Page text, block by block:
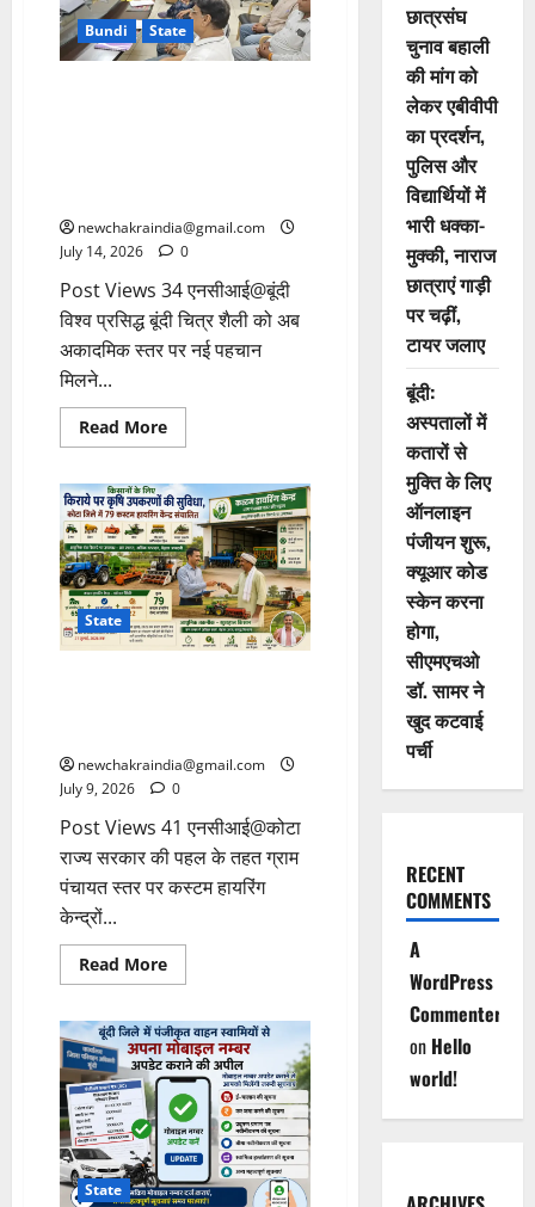
Bundi State
newchakraindia@gmail.com
July 14, 2026
0
Post Views 34 एनसीआई@बूंदी
विश्व प्रसिद्ध बूंदी चित्र शैली को अब
अकादमिक स्तर पर नई पहचान
मिलने...
Read More
State
newchakraindia@gmail.com
July 9, 2026
0
Post Views 41 एनसीआई@कोटा
राज्य सरकार की पहल के तहत ग्राम
पंचायत स्तर पर कस्टम हायरिंग
केन्द्रों...
Read More
State
छात्रसंघ
चुनाव बहाली
की मांग को
लेकर एबीवीपी
का प्रदर्शन,
पुलिस और
विद्यार्थियों में
भारी धक्का-
मुक्की, नाराज
छात्राएं गाड़ी
पर चढ़ीं,
टायर जलाए
बूंदी:
अस्पतालों में
कतारों से
मुक्ति के लिए
ऑनलाइन
पंजीयन शुरू,
क्यूआर कोड
स्केन करना
होगा,
सीएमएचओ
डॉ. सामर ने
खुद कटवाई
पर्ची
RECENT
COMMENTS
A
WordPress
Commenter
on Hello
world!